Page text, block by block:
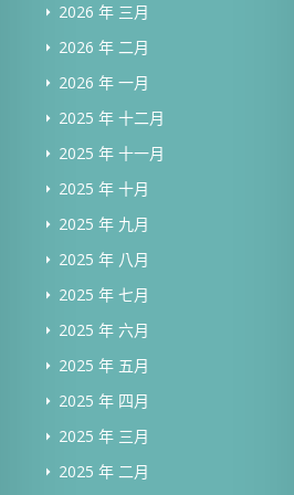
2026 年 三月
2026 年 二月
2026 年 一月
2025 年 十二月
2025 年 十一月
2025 年 十月
2025 年 九月
2025 年 八月
2025 年 七月
2025 年 六月
2025 年 五月
2025 年 四月
2025 年 三月
2025 年 二月